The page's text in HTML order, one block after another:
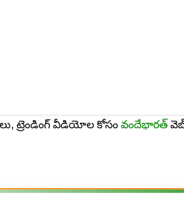
ట్రెండింగ్ వీడియోల కోసం వందేభారత్